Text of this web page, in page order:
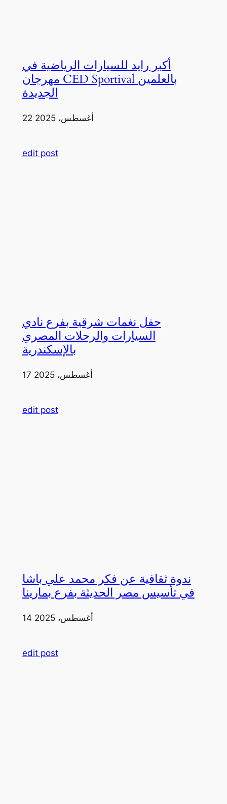
أكبر رايد للسيارات الرياضية في
مهرجان CED Sportival بالعلمين
الجديدة
22 أغسطس، 2025
edit post
حفل نغمات شرقية بفرع نادي
السيارات والرحلات المصري
بالإسكندرية
17 أغسطس، 2025
edit post
ندوة ثقافية عن فكر محمد علي باشا
في تأسيس مصر الحديثة بفرع بمارينا
14 أغسطس، 2025
edit post